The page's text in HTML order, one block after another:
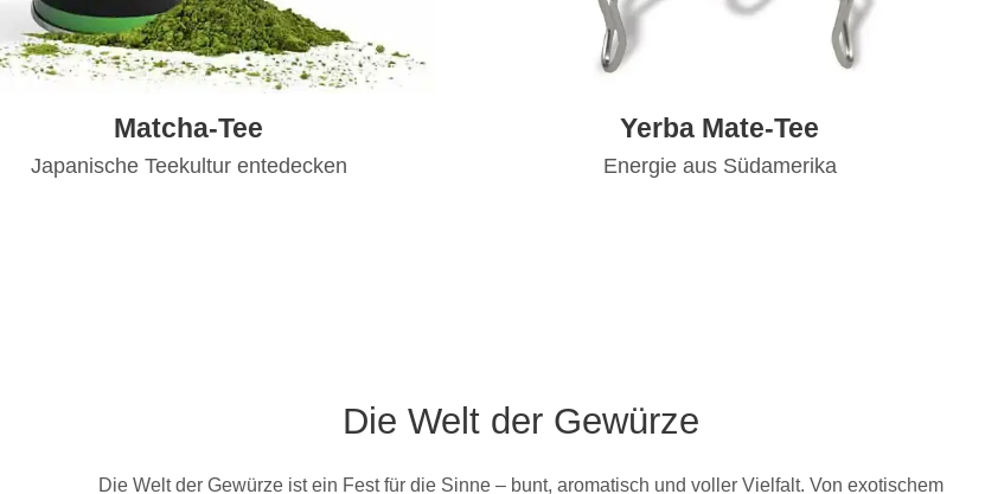
Matcha-Tee
Japanische Teekultur entedecken
Yerba Mate-Tee
Energie aus Südamerika
Die Welt der Gewürze
Die Welt der Gewürze ist ein Fest für die Sinne – bunt, aromatisch und voller Vielfalt. Von exotischem